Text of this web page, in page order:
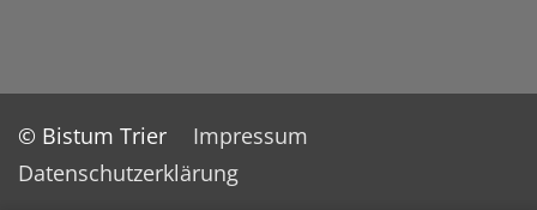
© Bistum Trier
Impressum
Datenschutzerklärung